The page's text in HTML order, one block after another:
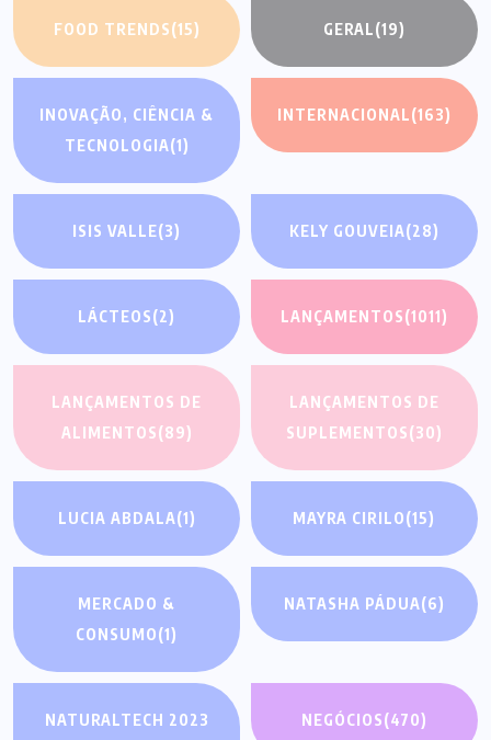
FOOD TRENDS(15) GERAL(19)
INOVAÇÃO, CIÊNCIA &
TECNOLOGIA(1)
INTERNACIONAL(163)
ISIS VALLE(3) KELY GOUVEIA(28)
LÁCTEOS(2) LANÇAMENTOS(1011)
LANÇAMENTOS DE
ALIMENTOS(89)
LANÇAMENTOS DE
SUPLEMENTOS(30)
LUCIA ABDALA(1) MAYRA CIRILO(15)
MERCADO &
CONSUMO(1)
NATASHA PÁDUA(6)
NATURALTECH 2023 NEGÓCIOS(470)